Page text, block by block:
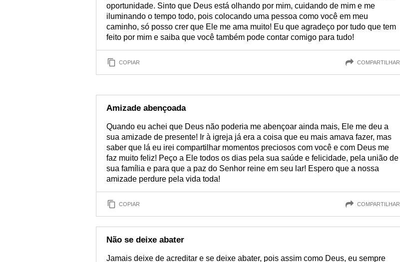
oportunidade. Sinto que Deus está olhando por mim, cuidando de mim e me
iluminando o tempo todo, pois colocando uma pessoa como você em meu
caminho, só posso crer que Ele me ama muito! Eu que agradeço por tudo que tem
feito por mim e saiba que você também pode contar comigo para tudo!
COPIAR COMPARTILHAR
Amizade abençoada
Quando eu achei que Deus não poderia me abençoar ainda mais, Ele me deu a
sua amizade de presente! Ir à igreja já era a coisa que eu mais amava fazer, mas
saber que lá eu irei compartilhar momentos preciosos com você e com Deus me
faz muito feliz! Peço a Ele todos os dias pela sua saúde e felicidade, pela união de
sua família e para que a paz do Senhor reine em seu lar! Espero que a nossa
amizade perdure pela vida toda!
COPIAR COMPARTILHAR
Não se deixe abater
Jamais deixe de acreditar e se deixe abater, pois assim como Deus, eu sempre